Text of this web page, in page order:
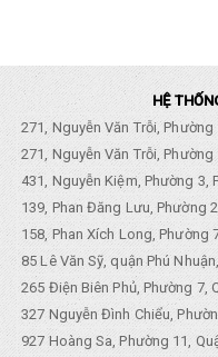
HỆ
271, Nguyễn Văn Trỗi, Phường
271, Nguyễn Văn Trỗi, Phường
431, Nguyễn Kiệm, Phường 3,
139, Phan Đăng Lưu, Phường
158, Phan Xích Long, Phường
85 Lê Văn Sỹ, quận Phú
265 Điện Biên Phủ, Phường 7,
327 Nguyễn Đình Chiểu,
927 Hoàng Sa, Phường 11,